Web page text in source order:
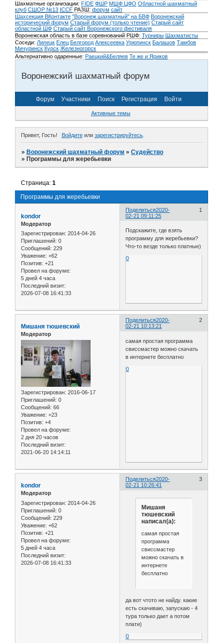
Шахматные организации: FIDE ФШР МШФ ЦФО Областной шахматный
клуб СШОР №13 ICCF РАЗШ: форум сайт
Шахсекция ВКонтакте "Воронеж шахматный" на БВФ Воронежский
исторический форум Cтарый форум (только чтение) Старый сайт
областной ШФ Старый сайт Воронежского фестиваля
Воронежская область в базе соревнований РШФ: Турниры Шахматисты
Соседи: Липецк Елец Белгород Алексеевка Урюпинск Балашов Тамбов
Мичуринск Курск Железногорск
Альтернативно одаренные: Раецкий&Беляев Те же и Яриков
Воронежский шахматный форум
Форум Участники Поиск Регистрация Войти
Активные темы
Привет, Гость! Войдитеили зарегистрируйтесь.
»Воронежский шахматный форум »Судейство
»Программы для жеребьевки
Программы для жеребьевки
Страница:1
Поделиться 1
2020-
02-21 09:11:25
kondor
Модератор
Зарегистрирован: 2014-04-26
Приглашений: 0
Сообщений: 229
Уважение: +62
Позитив: +21
Провел на форуме:
5 дней 4 часа
Последний визит:
2026-07-08 16:41:33
Подскажите, где взять
программу для жеребьевки?
Что-то везде только платные)
0
Поделиться 2
2020-
02-21 10:13:21
Мишаня тюшевский
Модератор
Зарегистрирован: 2016-06-17
Приглашений: 0
Сообщений: 66
Уважение: +23
Позитив: +4
Провел на форуме:
2 дня 20 часов
Последний визит:
2021-06-20 14:14:11
самая простая программа
свиссмастер можно скачать
в интернете бесплатно
0
Поделиться 3
2020-
02-21 10:26:41
kondor
Модератор
Зарегистрирован: 2014-04-26
Приглашений: 0
Сообщений: 229
Уважение: +62
Позитив: +21
Провел на форуме:
5 дней 4 часа
Последний визит:
2026-07-08 16:41:33
Мишаня
тюшевский
написал(а):
самая простая
программа
свиссмастер
можно скачать в
интернете
бесплатно
да вот чтото не найду. какие
есть скачиваю, запускаю - 4
тура только дает а потом
плати)
0